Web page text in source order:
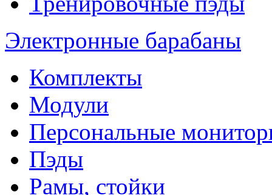
Электронные барабаны
Комплекты
Модули
Персональные
Пэды
Рамы, стойки